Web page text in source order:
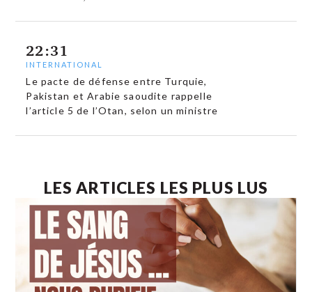
22:31
INTERNATIONAL
Le pacte de défense entre Turquie,
Pakistan et Arabie saoudite rappelle
l’article 5 de l’Otan, selon un ministre
LES ARTICLES LES PLUS LUS